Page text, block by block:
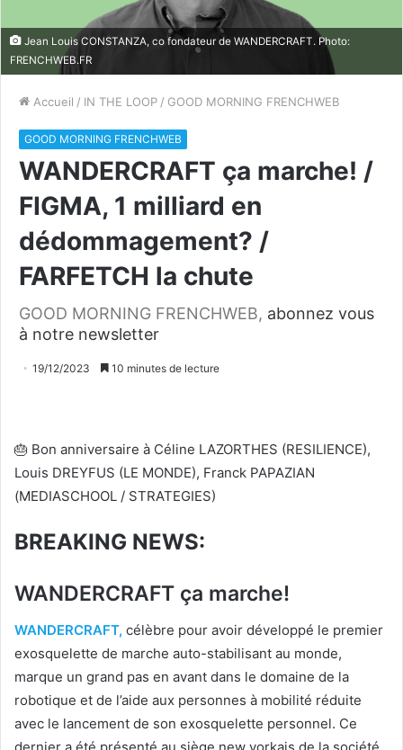
Jean Louis CONSTANZA, co fondateur de WANDERCRAFT. Photo:
FRENCHWEB.FR
Accueil / IN THE LOOP / GOOD MORNING FRENCHWEB
GOOD MORNING FRENCHWEB
WANDERCRAFT ça marche! /
FIGMA, 1 milliard en
dédommagement? /
FARFETCH la chute
GOOD MORNING FRENCHWEB, abonnez vous
à notre newsletter
19/12/2023 10 minutes de lecture
🎂 Bon anniversaire à Céline LAZORTHES (RESILIENCE),
Louis DREYFUS (LE MONDE), Franck PAPAZIAN
(MEDIASCHOOL / STRATEGIES)
BREAKING NEWS:
WANDERCRAFT ça marche!
WANDERCRAFT, célèbre pour avoir développé le premier
exosquelette de marche auto-stabilisant au monde,
marque un grand pas en avant dans le domaine de la
robotique et de l’aide aux personnes à mobilité réduite
avec le lancement de son exosquelette personnel. Ce
dernier a été présenté au siège new yorkais de la société.